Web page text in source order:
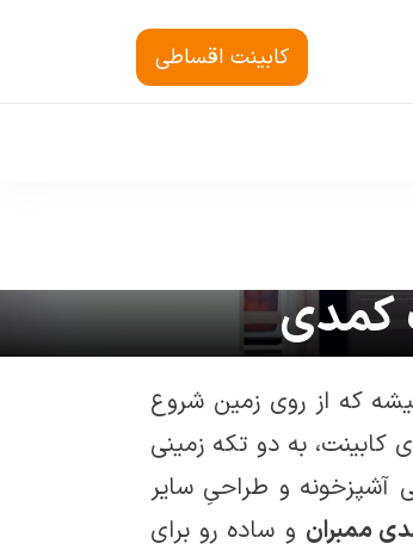
کابینت اقساطی
که از روی زمین شروع
به دو تکه زمینی
آشپزخونه و طراحیِ سایر
ممبران و ساده رو برای